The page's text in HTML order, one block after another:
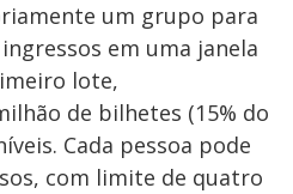
um grupo para
em uma janela
lote,
de bilhetes (15% do
Cada pessoa pode
com limite de quatro